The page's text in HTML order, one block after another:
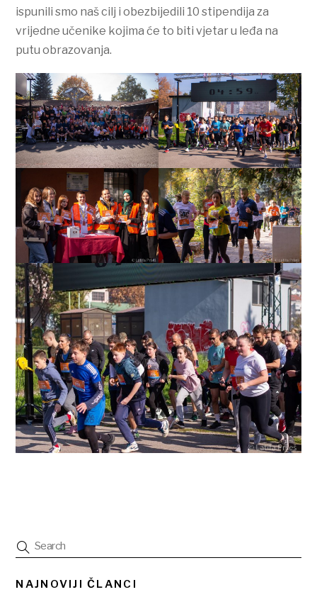
ispunili smo naš cilj i obezbijedili 10 stipendija za
vrijedne učenike kojima će to biti vjetar u leđa na
putu obrazovanja.
NAJNOVIJI ČLANCI